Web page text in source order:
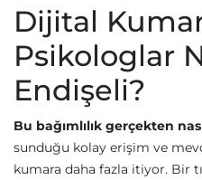
Dijital
Psikologlar
Endişeli?
Bu bağımlılık gerçekten
sunduğu kolay erişim ve
kumara daha fazla itiyor. Bir